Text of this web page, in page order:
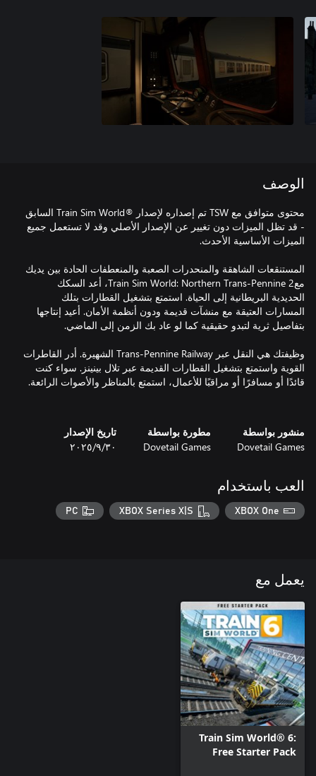
الوصف
محتوى متوافق مع TSW تم إصداره لإصدار ®Train Sim World السابق
- قد تظل الميزات دون تغيير عن الإصدار الأصلي وقد لا تستعمل جميع
المستنقعات الشاهقة والمنحدرات الصعبة والمنعطفات الحادة بين يديك
مع2 Train Sim World: Northern Trans-Pennine، أعد السكك
الحديدية البريطانية إلى الحياة. استمتع بتشغيل القطارات بتلك
المسارات العتيقة مع منشآت قديمة ودون أنظمة الأمان. أعيد إنتاجها
وظيفتك هي النقل عبر Trans-Pennine Railway الشهيرة. أدر القاطرات
القوية واستمتع بتشغيل القطارات القديمة عبر تلال بينينز. سواء كنت
منشور بواسطة
Dovetail Games
مطورة بواسطة
Dovetail Games
تاريخ الإصدار
٣٠‏/٩‏/٢٠٢٥
العب باستخدام
XBOX One
XBOX Series X|S
PC
يعمل مع
Train Sim World® 6:
Free Starter Pack